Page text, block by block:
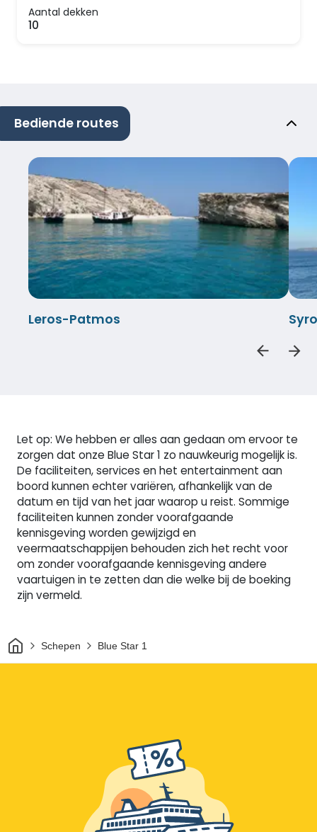
Aantal dekken
10
Bediende routes
Leros-Patmos
Let op: We hebben er alles aan gedaan om ervoor te
zorgen dat onze Blue Star 1 zo nauwkeurig mogelijk is.
De faciliteiten, services en het entertainment aan
boord kunnen echter variëren, afhankelijk van de
datum en tijd van het jaar waarop u reist. Sommige
faciliteiten kunnen zonder voorafgaande
kennisgeving worden gewijzigd en
veermaatschappijen behouden zich het recht voor
om zonder voorafgaande kennisgeving andere
vaartuigen in te zetten dan die welke bij de boeking
zijn vermeld.
ThuisSchepen Blue Star 1